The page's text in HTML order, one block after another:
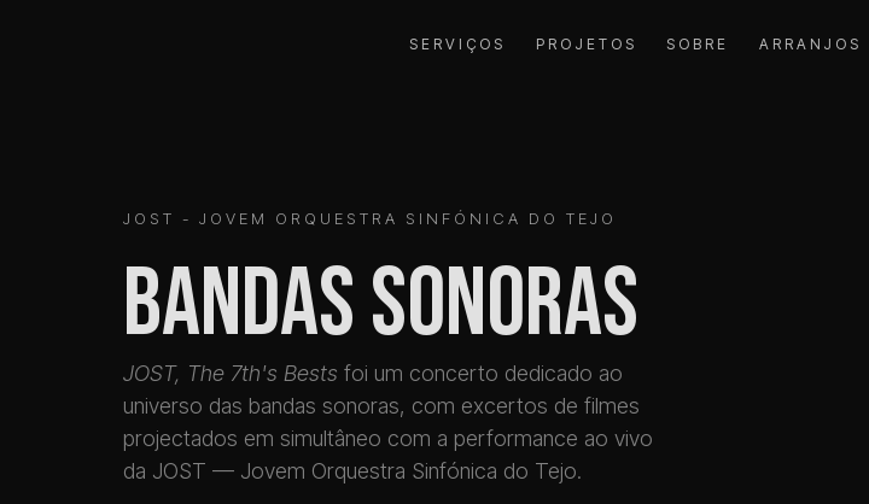
SERVIÇOS PROJETOS SOBRE ARRANJOS
JOST - JOVEM ORQUESTRA SINFÓNICA DO TEJO
Bandas Sonoras
JOST, The 7th's Bests foi um concerto dedicado ao
universo das bandas sonoras, com excertos de filmes
projectados em simultâneo com a performance ao vivo
da JOST — Jovem Orquestra Sinfónica do Tejo.